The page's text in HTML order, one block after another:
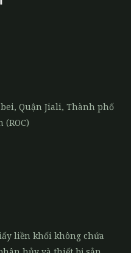
Quận Jiali, Thành phố
(ROC)
liền khối không chứa